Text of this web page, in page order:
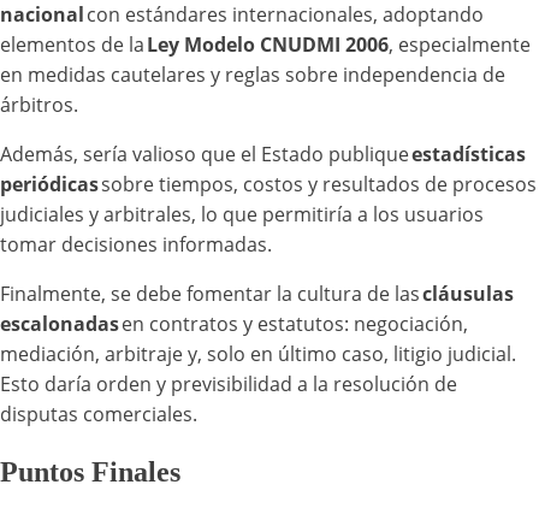
nacionalcon estándares internacionales, adoptando
elementos de laLey Modelo CNUDMI 2006, especialmente
en medidas cautelares y reglas sobre independencia de
árbitros.
Además, sería valioso que el Estado publiqueestadísticas
periódicassobre tiempos, costos y resultados de procesos
judiciales y arbitrales, lo que permitiría a los usuarios
tomar decisiones informadas.
Finalmente, se debe fomentar la cultura de lascláusulas
escalonadasen contratos y estatutos: negociación,
mediación, arbitraje y, solo en último caso, litigio judicial.
Esto daría orden y previsibilidad a la resolución de
disputas comerciales.
Puntos Finales